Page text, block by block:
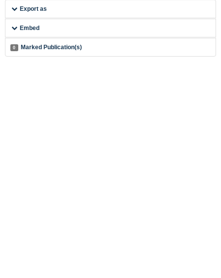
Export as
Embed
0 Marked Publication(s)